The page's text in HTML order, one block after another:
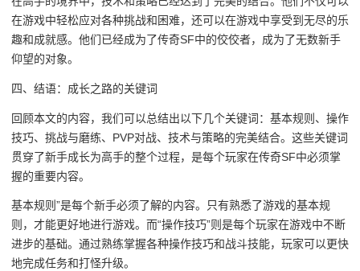
在游戏中轻松应对各种挑战和困难，还可以在游戏中享受到无尽的乐
趣和成就感。他们已经成为了传奇SF中的佼佼者，成为了无数新手
仰望的对象。
四、结语：成长之路的关键词
回顾本文的内容，我们可以总结出以下几个关键词：基本规则、操作
技巧、挑战与磨练、PVP对战、技术与策略的完美结合。这些关键词
贯穿了新手成长为高手的整个过程，是每个玩家在传奇SF中必须掌
握的重要内容。
基本规则”是每个新手必须了解的内容。只有熟悉了游戏的基本规
则，才能更好地进行游戏。而“操作技巧”则是每个玩家在游戏中不断
进步的基础。通过熟练掌握各种操作技巧和战斗技能，玩家可以更快
地完成任务和打怪升级。